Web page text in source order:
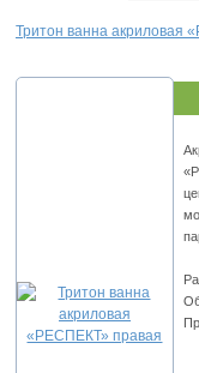
Тритон ванна акриловая